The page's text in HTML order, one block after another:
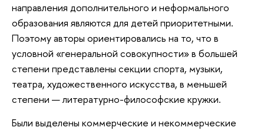
направления дополнительного и неформального
образования являются для детей приоритетными.
Поэтому авторы ориентировались на то, что в
условной «генеральной совокупности» в большей
степени представлены секции спорта, музыки,
театра, художественного искусства, в меньшей
степени — литературно-философские кружки.
Были выделены коммерческие и некоммерческие